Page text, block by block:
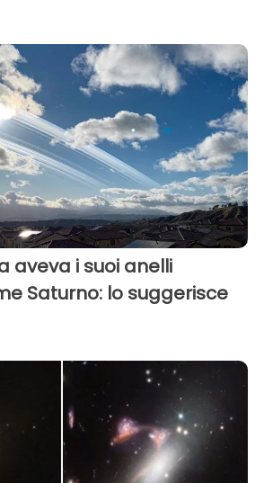
aveva i suoi anelli
Saturno: lo suggerisce